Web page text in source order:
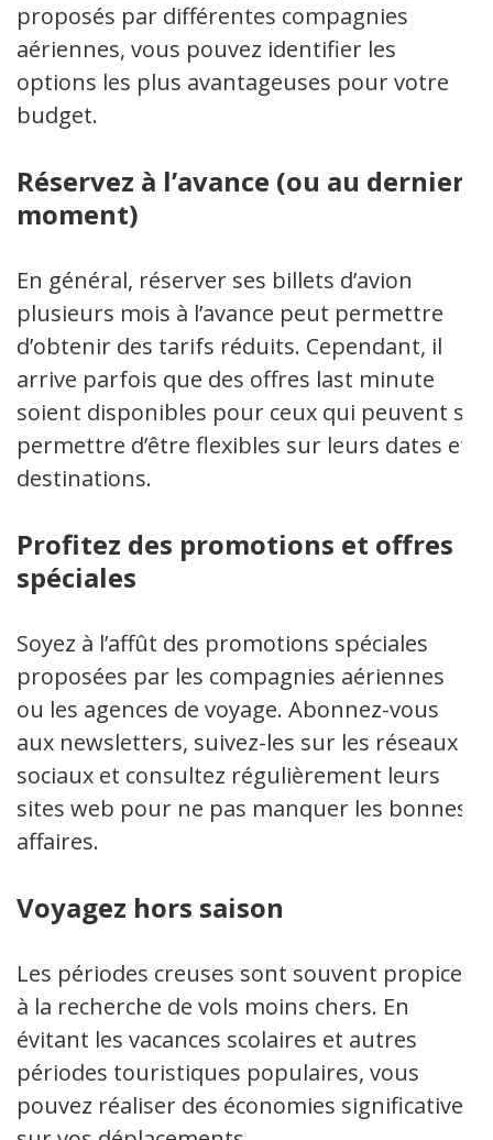
proposés par différentes compagnies
aériennes, vous pouvez identifier les
options les plus avantageuses pour votre
budget.
Réservez à l’avance (ou au dernier
moment)
En général, réserver ses billets d’avion
plusieurs mois à l’avance peut permettre
d’obtenir des tarifs réduits. Cependant, il
arrive parfois que des offres last minute
soient disponibles pour ceux qui peuvent se
permettre d’être flexibles sur leurs dates et
destinations.
Profitez des promotions et offres
spéciales
Soyez à l’affût des promotions spéciales
proposées par les compagnies aériennes
ou les agences de voyage. Abonnez-vous
aux newsletters, suivez-les sur les réseaux
sociaux et consultez régulièrement leurs
sites web pour ne pas manquer les bonnes
affaires.
Voyagez hors saison
Les périodes creuses sont souvent propices
à la recherche de vols moins chers. En
évitant les vacances scolaires et autres
périodes touristiques populaires, vous
pouvez réaliser des économies significatives